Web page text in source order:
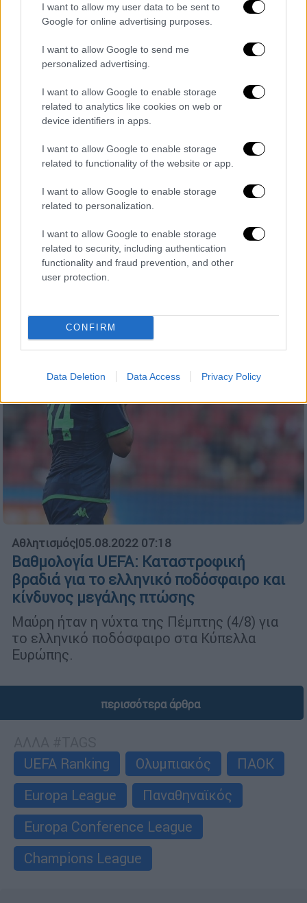
I want to allow my user data to be sent to
Google for online advertising purposes.
I want to allow Google to send me
personalized advertising.
I want to allow Google to enable storage
related to analytics like cookies on web or
device identifiers in apps.
I want to allow Google to enable storage
related to functionality of the website or app.
I want to allow Google to enable storage
related to personalization.
I want to allow Google to enable storage
related to security, including authentication
functionality and fraud prevention, and other
user protection.
CONFIRM
Data Deletion Data Access Privacy Policy
Σε εξαιρετικά δύσκολη θέση βρίσκεται το
ελληνικό ποδόσφαιρο καθώς μετά τον
αποκλεισμό του Παναθηναϊκού απ' τη Σλάβια
Πράγας και του Άρη απ' τη Μακάμπι Τελ
Αβίβ, έμεινε με μοναδικό εκπρόσωπο τον
Ολυμπιακό, που συνεχίζει στα πλέι οφ του
Europa League.
Αθλητισμός|05.08.2022 07:18
Βαθμολογία UEFA: Καταστροφική
βραδιά για το ελληνικό ποδόσφαιρο και
κίνδυνος μεγάλης πτώσης
Μαύρη ήταν η νύχτα της Πέμπτης (4/8) για
το ελληνικό ποδόσφαιρο στα Κύπελλα
Ευρώπης.
περισσότερα άρθρα
UEFA Ranking
Ολυμπιακός
ΠΑΟΚ
Europa League
Παναθηναϊκός
Europa Conference League
Champions League